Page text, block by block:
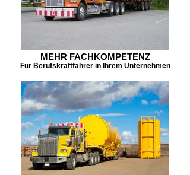
MEHR FACHKOMPETENZ
Für Berufskraftfahrer in Ihrem Unternehmen